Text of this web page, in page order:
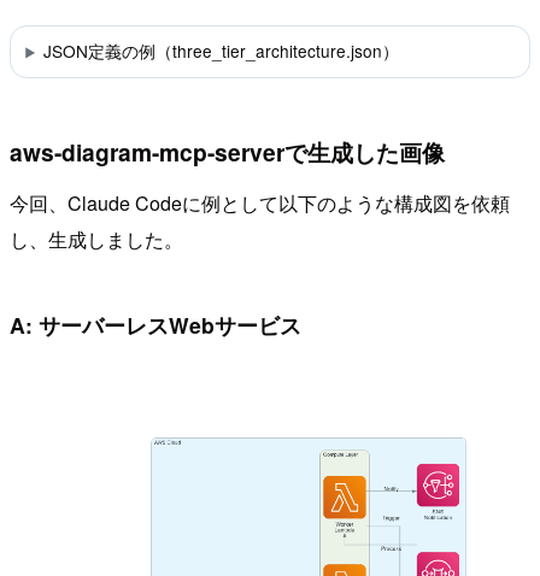
JSON定義の例（three_tier_architecture.json）
aws-diagram-mcp-serverで生成した画像
今回、Claude Codeに例として以下のような構成図を依頼
し、生成しました。
A: サーバーレスWebサービス